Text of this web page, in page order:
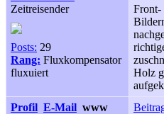
Zeitreisender
Posts: 29
Rang: Fluxkompensator
fluxuiert
Front-
Holz
Profil E-Mail www